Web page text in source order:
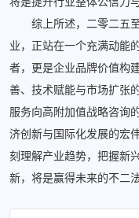
综上所述，二零二五至
业，正站在一个充满动能
者，更是企业品牌价值构
善、技术赋能与市场扩张
服务向高附加值战略咨询
济创新与国际化发展的宏
刻理解产业趋势，把握新
新，将是赢得未来的不二法